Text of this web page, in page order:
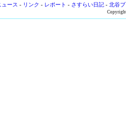
ュース - リンク - レポート - さすらい日記- 北谷